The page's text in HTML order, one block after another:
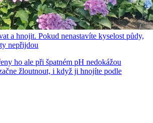
a hnojit. Pokud nenastavíte kyselost půdy,
nepřijdou
ho ale při špatném pH nedokážou
žloutnout, i když ji hnojíte podle